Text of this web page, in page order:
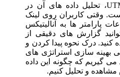
هدف نهایی از ساخت لینک UTM، تحلیل داده های آن در
است. وقتی کاربران روی لینک
پارامتر ها به آنالیتیکس
گزارش های دقیقی از
درک نحوه پیدا کردن و
بهینه سازی استراتژی های
می گیریم که چگونه این داده